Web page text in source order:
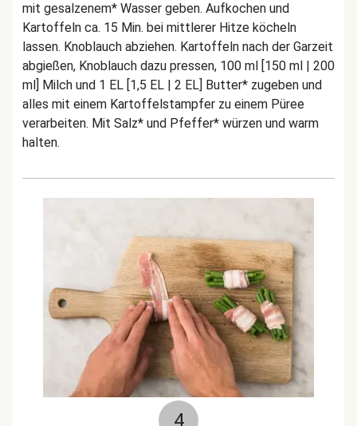
mit gesalzenem* Wasser geben. Aufkochen und
Kartoffeln ca. 15 Min. bei mittlerer Hitze köcheln
lassen. Knoblauch abziehen. Kartoffeln nach der Garzeit
abgießen, Knoblauch dazu pressen, 100 ml [150 ml | 200
ml] Milch und 1 EL [1,5 EL | 2 EL] Butter* zugeben und
alles mit einem Kartoffelstampfer zu einem Püree
verarbeiten. Mit Salz* und Pfeffer* würzen und warm
halten.
4